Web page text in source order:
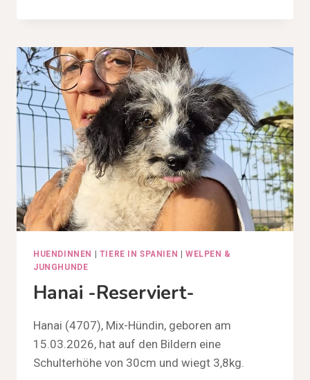
HUENDINNEN TIERE IN SPANIEN |WELPEN &
JUNGHUNDE
Hanai -reserviert-
Hanai (4707), Mix-Hündin, geboren am
15.03.2026, hat auf den Bildern eine
Schulterhöhe von 30cm und wiegt 3,8kg.